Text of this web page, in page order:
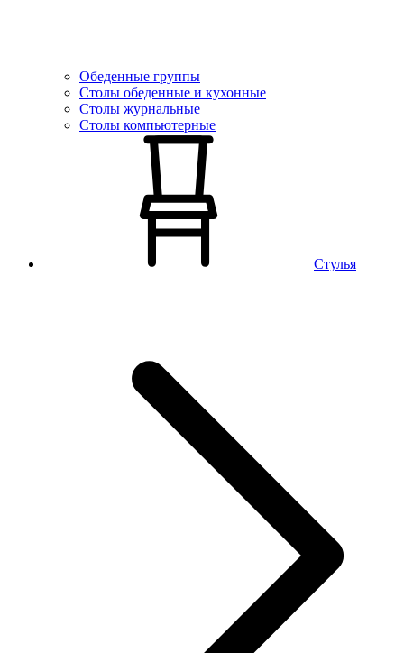
Обеденные группы
Столы обеденные и кухонные
Столы журнальные
Столы компьютерные
Стулья